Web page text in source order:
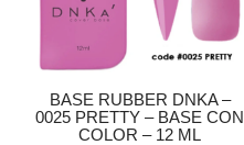
BASE RUBBER DNKA –
0025 PRETTY – BASE CON
COLOR – 12 ML